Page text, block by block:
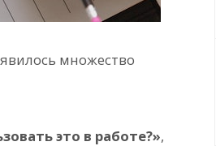
множество
это в работе?»,